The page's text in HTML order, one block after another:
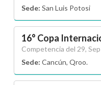
Sede: San Luis Potosi
16° Copa
Competencia del 29,
Sede: Cancún, Qroo.